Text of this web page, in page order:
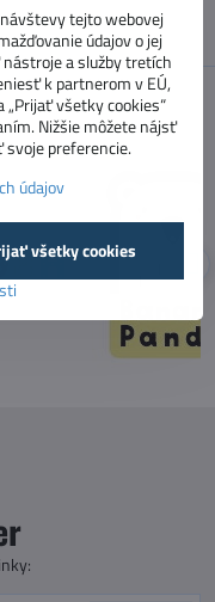
tejto webovej
údajov o jej
a služby tretích
k partnerom v EÚ,
„Prijať všetky cookies“
Nižšie môžete nájsť
preferencie.
údajov
všetky cookies